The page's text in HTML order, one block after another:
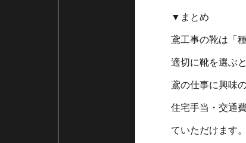
▼まとめ
鳶工事の靴は「
適切に靴を選ぶ
鳶の仕事に興味
住宅手当・交通
ていただけます。